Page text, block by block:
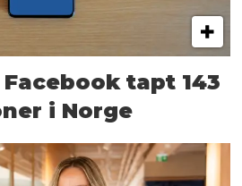
tapt 143
i Norge